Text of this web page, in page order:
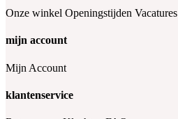
Onze winkel Openingstijden Vacatures
mijn account
Mijn Account
klantenservice